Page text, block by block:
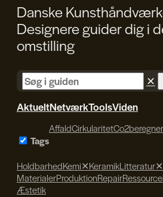
Danske
Designere guider dig i
omstilling
✕
AktueltNetværkToolsViden
Tags
AffaldCirkularitetCo2beregner
HoldbarhedKemi✕KeramikLitteratur✕
MaterialerProduktionRepair
Æstetik